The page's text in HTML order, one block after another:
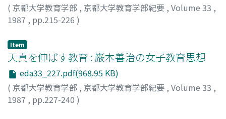
( 京都大学教育学部 , 京都大学教育学部紀要 , Volume 33 ,
1987 , pp.215-226 )
Item
天真を伸ばす教育 : 巌本善治の女子教育思想
eda33_227.pdf(968.95 KB)
( 京都大学教育学部 , 京都大学教育学部紀要 , Volume 33 ,
1987 , pp.227-240 )